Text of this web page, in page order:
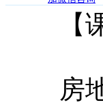
【课
房地